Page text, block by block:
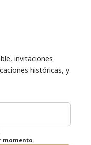
invitaciones
históricas, y
momento.